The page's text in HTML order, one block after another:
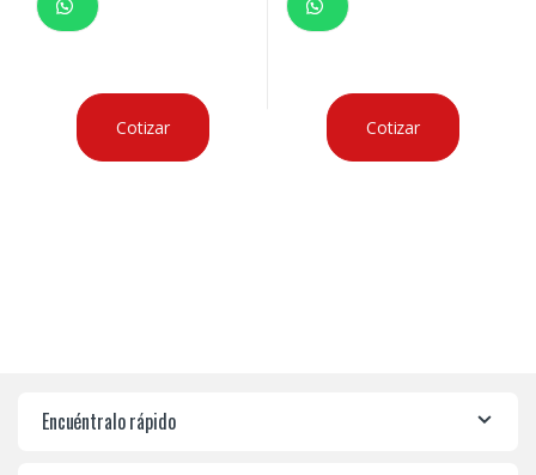
Cotizar Cotizar
Encuéntralo rápido